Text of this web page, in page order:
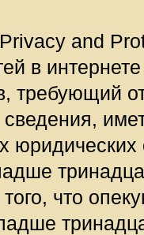
and
в
требующий
что